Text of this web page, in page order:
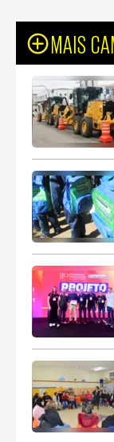
MAIS